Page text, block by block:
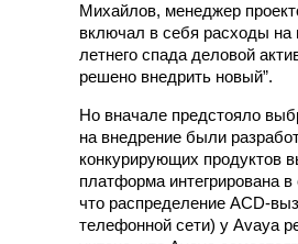
Михайлов, менеджер
включал в себя расходы на
летнего спада деловой
решено внедрить новый”.
Но вначале предстояло
на внедрение были
конкурирующих продуктов
платформа интегрирована
что распределение ACD-
телефонной сети) у Avaya